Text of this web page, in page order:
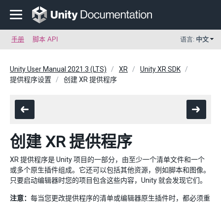
手册 脚本 API 语言: 中文
Unity User Manual 2021.3 (LTS) XR
Unity XR SDK
提供程序设置
创建 XR 提供程序
创建 XR 提供程序
XR 提供程序是 Unity 项目的一部分，由至少一个清单文件和一个
或多个原生插件组成。它还可以包括其他资源，例如脚本和图像。
只要启动编辑器时您的项目包含这些内容，Unity 就会发现它们。
注意： 每当您更改提供程序的清单或编辑器原生插件时，都必须重